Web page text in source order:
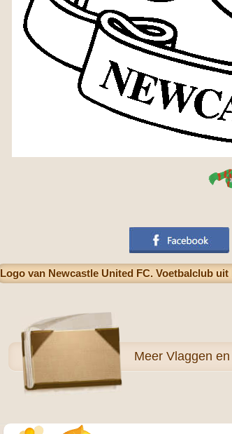
Logo van Newcastle United FC. Voetbalclub
Meer Vlaggen